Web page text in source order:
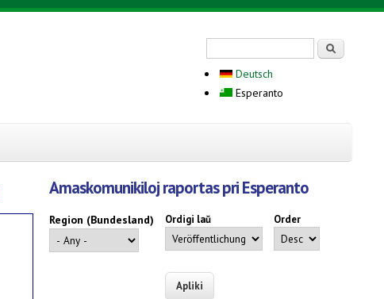
Deutsch
Esperanto
Amaskomunikiloj raportas pri Esperanto
Region (Bundesland) Ordigi laŭ Order